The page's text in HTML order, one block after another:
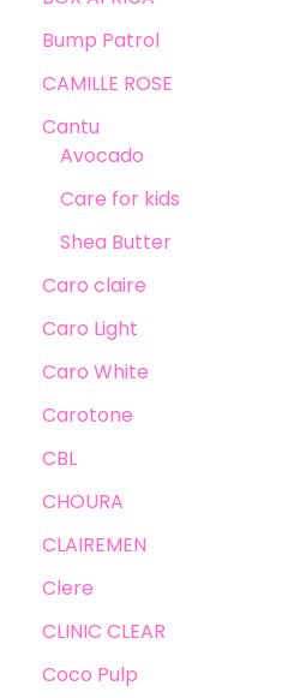
Bump Patrol
CAMILLE ROSE
Cantu
Avocado
Care for kids
Shea Butter
Caro claire
Caro Light
Caro White
Carotone
CBL
CHOURA
CLAIREMEN
Clere
CLINIC CLEAR
Coco Pulp